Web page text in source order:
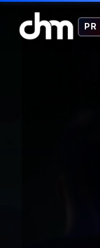
PR